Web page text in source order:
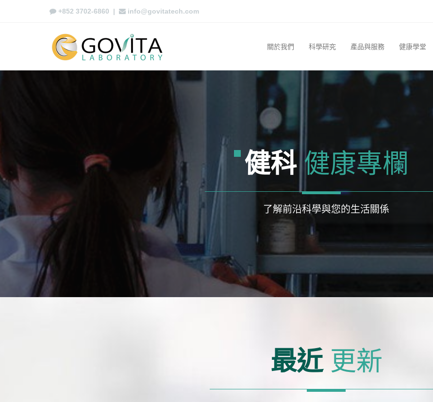
+852 3702-6860 | info@govitatech.com
關於我們 科學研究 產品與服務 健康學堂
健科 健康專欄
了解前沿科學與您的生活關係
最近 更新